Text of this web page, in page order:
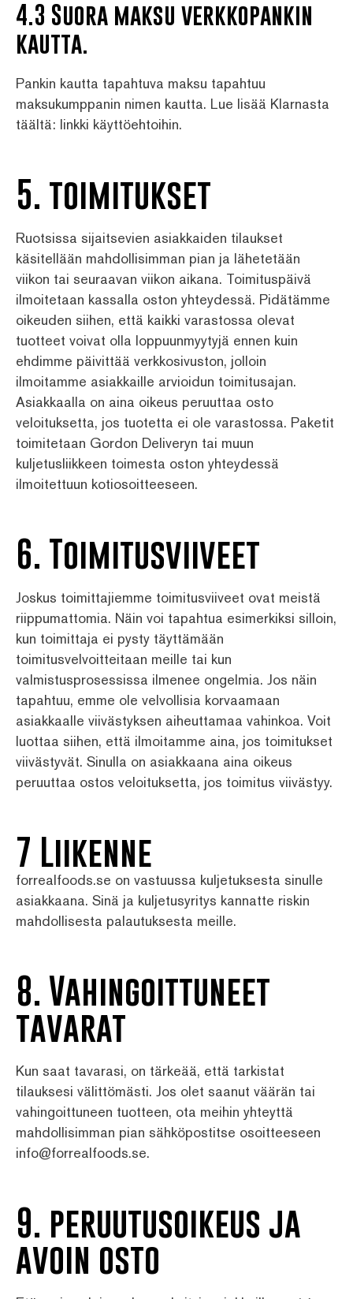
4.3 Suora maksu verkkopankin
kautta.
Pankin kautta tapahtuva maksu tapahtuu
maksukumppanin nimen kautta. Lue lisää Klarnasta
täältä: linkki käyttöehtoihin.
5. toimitukset
Ruotsissa sijaitsevien asiakkaiden tilaukset
käsitellään mahdollisimman pian ja lähetetään
viikon tai seuraavan viikon aikana. Toimituspäivä
ilmoitetaan kassalla oston yhteydessä. Pidätämme
oikeuden siihen, että kaikki varastossa olevat
tuotteet voivat olla loppuunmyytyjä ennen kuin
ehdimme päivittää verkkosivuston, jolloin
ilmoitamme asiakkaille arvioidun toimitusajan.
Asiakkaalla on aina oikeus peruuttaa osto
veloituksetta, jos tuotetta ei ole varastossa. Paketit
toimitetaan Gordon Deliveryn tai muun
kuljetusliikkeen toimesta oston yhteydessä
ilmoitettuun kotiosoitteeseen.
6. Toimitusviiveet
Joskus toimittajiemme toimitusviiveet ovat meistä
riippumattomia. Näin voi tapahtua esimerkiksi silloin,
kun toimittaja ei pysty täyttämään
toimitusvelvoitteitaan meille tai kun
valmistusprosessissa ilmenee ongelmia. Jos näin
tapahtuu, emme ole velvollisia korvaamaan
asiakkaalle viivästyksen aiheuttamaa vahinkoa. Voit
luottaa siihen, että ilmoitamme aina, jos toimitukset
viivästyvät. Sinulla on asiakkaana aina oikeus
peruuttaa ostos veloituksetta, jos toimitus viivästyy.
7 Liikenne
forrealfoods.se on vastuussa kuljetuksesta sinulle
asiakkaana. Sinä ja kuljetusyritys kannatte riskin
mahdollisesta palautuksesta meille.
8. Vahingoittuneet
tavarat
Kun saat tavarasi, on tärkeää, että tarkistat
tilauksesi välittömästi. Jos olet saanut väärän tai
vahingoittuneen tuotteen, ota meihin yhteyttä
mahdollisimman pian sähköpostitse osoitteeseen
info@forrealfoods.se.
9. peruutusoikeus ja
avoin osto